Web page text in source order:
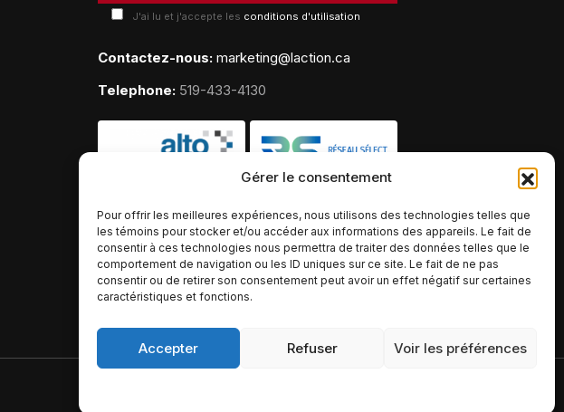
Gérer le consentement
Pour offrir les meilleures expériences, nous utilisons des technologies telles que
les témoins pour stocker et/ou accéder aux informations des appareils. Le fait de
consentir à ces technologies nous permettra de traiter des données telles que le
comportement de navigation ou les ID uniques sur ce site. Le fait de ne pas
consentir ou de retirer son consentement peut avoir un effet négatif sur certaines
caractéristiques et fonctions.
Accepter Refuser Voir les préférences
J'ai lu et j'accepte les conditions d'utilisation
Contactez-nous: marketing@laction.ca
Telephone: 519-433-4130